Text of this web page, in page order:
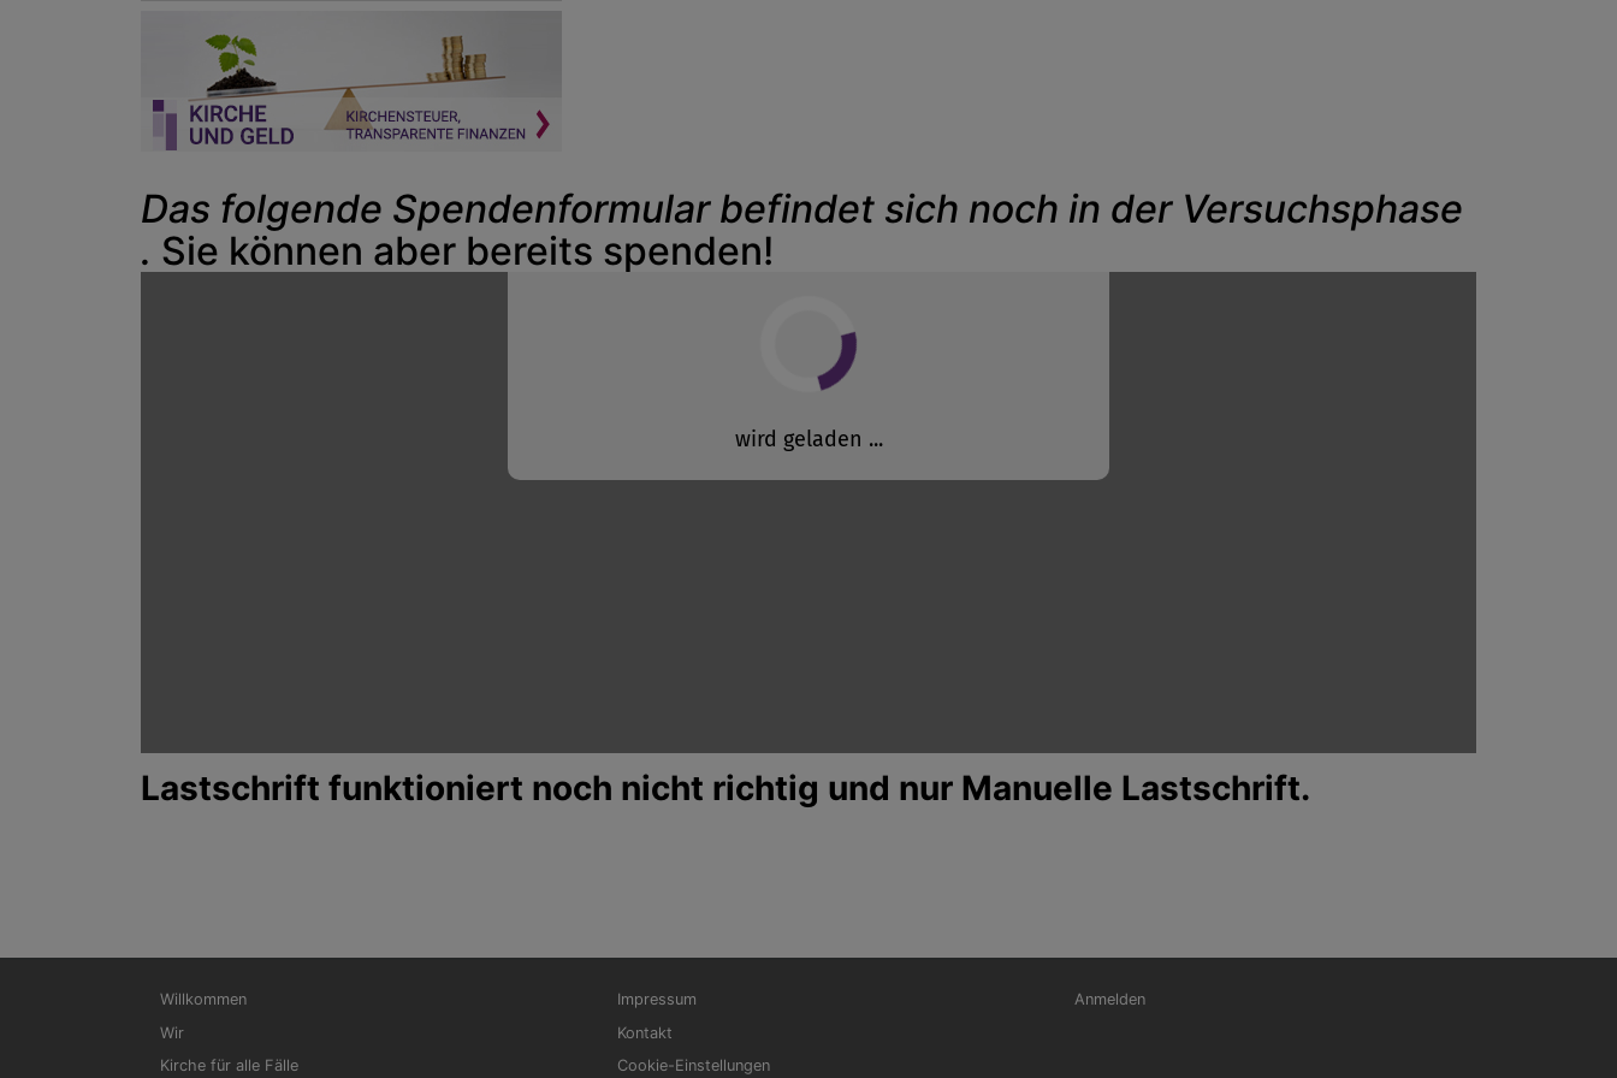
Das folgende Spendenformular befindet sich noch in der Versuchsphase
. Sie können aber bereits spenden!
Lastschrift funktioniert noch nicht richtig und nur Manuelle Lastschrift.
Hauptnavigation
Willkommen
Wir
Kirche für alle Fälle
Fußbereichsmenü
Impressum
Kontakt
Cookie-Einstellungen
Benutzermenü
Anmelden